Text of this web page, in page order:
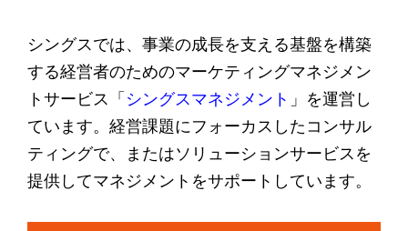
シングスでは、事業の成長を支える基盤を構築
する経営者のためのマーケティングマネジメン
トサービス「 シングスマネジメント 」を運営し
ています。経営課題にフォーカスしたコンサル
ティングで、またはソリューションサービスを
提供してマネジメントをサポートしています。